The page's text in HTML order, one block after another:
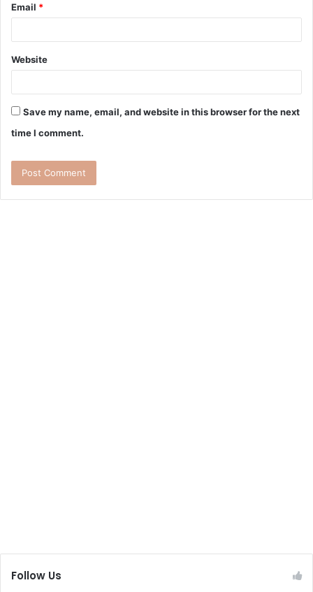
Email *
Website
Save my name, email, and website in this browser for the next
time I comment.
Follow Us